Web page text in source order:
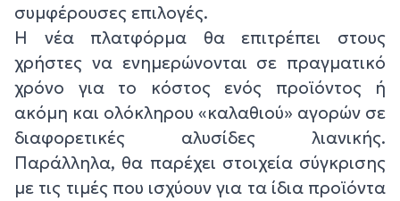
συμφέρουσες επιλογές.
Η νέα πλατφόρμα θα επιτρέπει στους
χρήστες να ενημερώνονται σε πραγματικό
χρόνο για το κόστος ενός προϊόντος ή
ακόμη και ολόκληρου «καλαθιού» αγορών σε
διαφορετικές αλυσίδες λιανικής.
Παράλληλα, θα παρέχει στοιχεία σύγκρισης
με τις τιμές που ισχύουν για τα ίδια προϊόντα